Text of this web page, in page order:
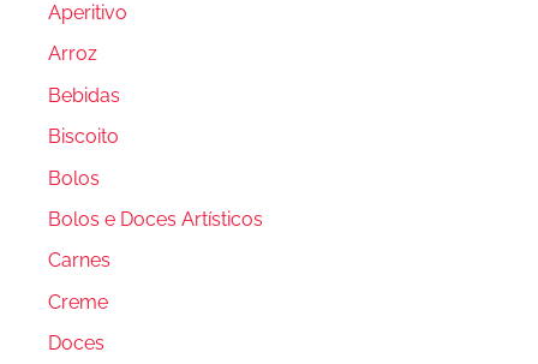
Aperitivo
Arroz
Bebidas
Biscoito
Bolos
Bolos e Doces Artísticos
Carnes
Creme
Doces